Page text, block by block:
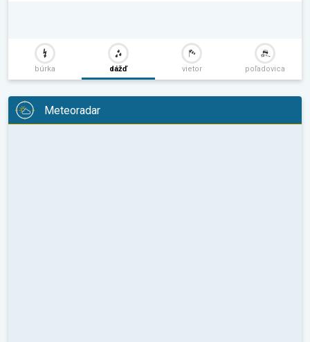
búrka dážď vietor poľadovica
Meteoradar